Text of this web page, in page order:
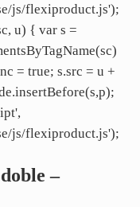
js/flexiproduct.js');
u) { var s =
= true; s.src = u +
js/flexiproduct.js');
–